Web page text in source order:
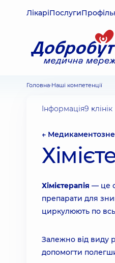
ЛікаріПослуги
Головна Наші компетенції
Інформація9 клінік
← Медикаментозне
Хімієтерапія — це
препарати для
циркулюють по
Залежно від виду
допомогти